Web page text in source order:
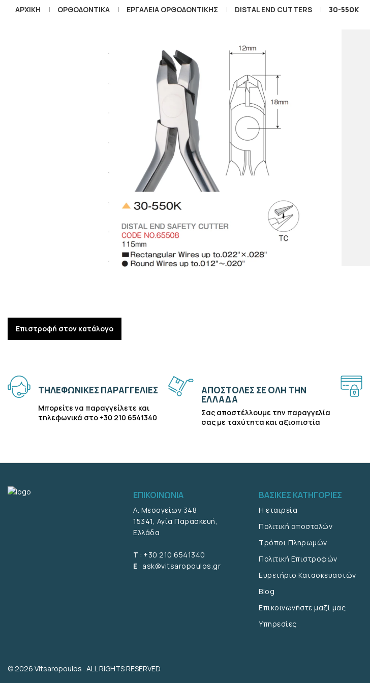
ΑΡΧΙΚΉ ΟΡΘΟΔΟΝΤΙΚΑ ΕΡΓΑΛΕΙΑ ΟΡΘΟΔΟΝΤΙΚΗΣ DISTAL END CUTTERS 30-550K
Επιστροφή στον κατάλογο
ΤΗΛΕΦΩΝΙΚΈΣ ΠΑΡΑΓΓΕΛΊΕΣ
Μπορείτε να παραγγείλετε και
τηλεφωνικά στο +30 210 6541340
ΑΠΟΣΤΟΛΈΣ ΣΕ ΌΛΗ ΤΗΝ
ΕΛΛΆΔΑ
Σας αποστέλλουμε την παραγγελία
σας με ταχύτητα και αξιοπιστία
ΕΠΙΚΟΙΝΩΝΊΑ
Λ. Μεσογείων 348
15341, Αγία Παρασκευή,
Ελλάδα
T : +30 210 6541340
E : ask@vitsaropoulos.gr
ΒΑΣΙΚΈΣ ΚΑΤΗΓΟΡΊΕΣ
Η εταιρεία
Πολιτική αποστολών
Τρόποι Πληρωμών
Πολιτική Επιστροφών
Ευρετήριο Κατασκευαστών
Blog
Επικοινωνήστε μαζί μας
Υπηρεσίες
© 2026 Vitsaropoulos . ALL RIGHTS RESERVED